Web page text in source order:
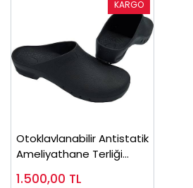
Otoklavlanabilir Antistatik
Ameliyathane Terliği
1.500,00 TL